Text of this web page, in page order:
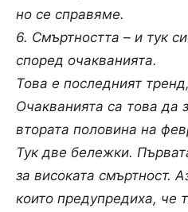
но се справяме.
6. Смъртността – и тук
според очакванията.
Това е последният
Очакванията са това да
втората половина на
Тук две бележки.
за високата смъртност.
които предупредиха, че